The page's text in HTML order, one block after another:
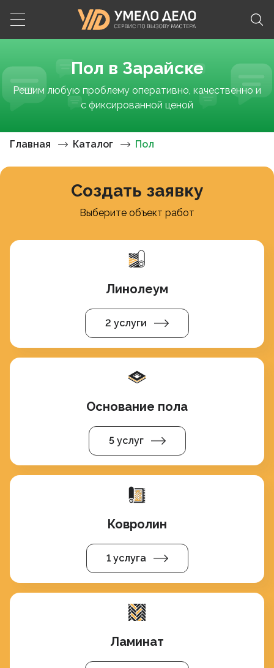
Пол в Зарайске
Решим любую проблему оперативно, качественно и
с фиксированной ценой
Главная Каталог Пол
Создать заявку
Выберите объект работ
Линолеум
2 услуги
Основание пола
5 услуг
Ковролин
1 услуга
Ламинат